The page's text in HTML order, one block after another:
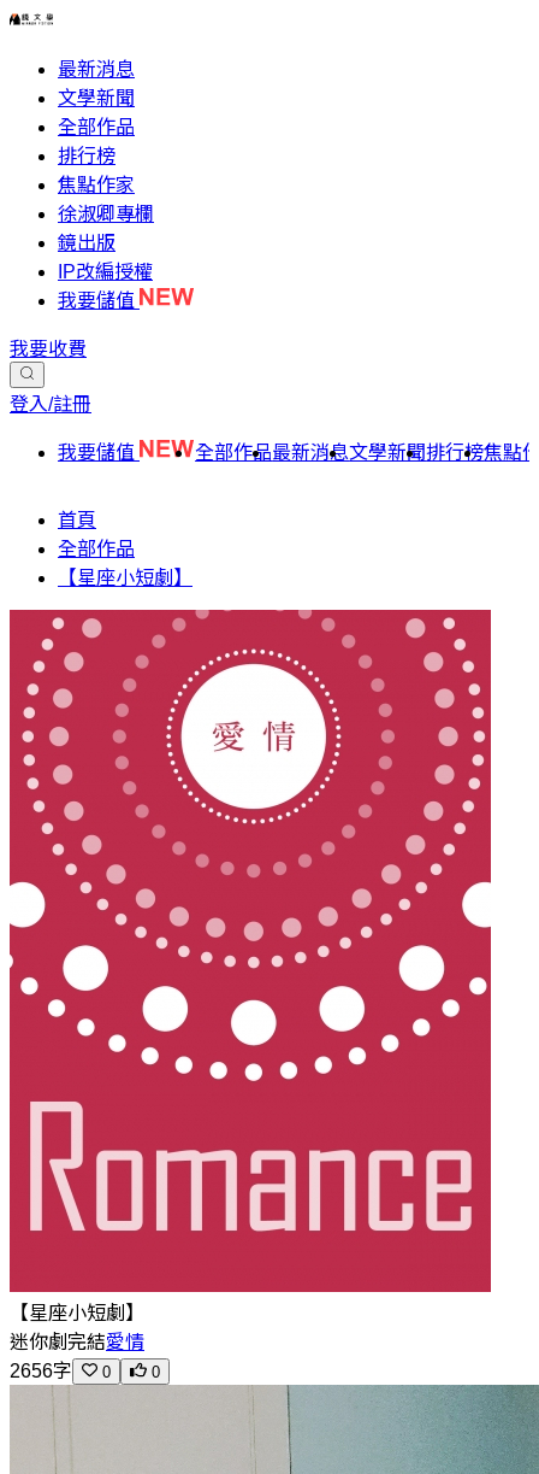
最新消息
文學新聞
全部作品
排行榜
焦點作家
徐淑卿專欄
鏡出版
IP改編授權
我要儲值
我要收費
登入/註冊
我要儲值 全部作品最新消息文學新聞排行榜焦點
首頁
全部作品
【星座小短劇】
【星座小短劇】
迷你劇 完結愛情
2656字
0 0